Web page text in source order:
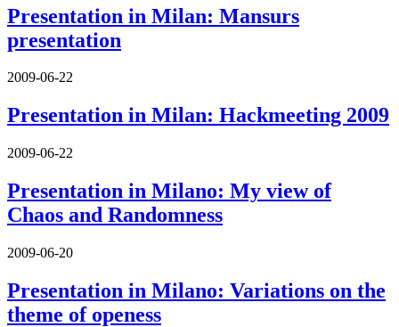
Presentation in Milan: Mansurs
presentation
2009-06-22
Presentation in Milan: Hackmeeting 2009
2009-06-22
Presentation in Milano: My view of
Chaos and Randomness
2009-06-20
Presentation in Milano: Variations on the
theme of openess